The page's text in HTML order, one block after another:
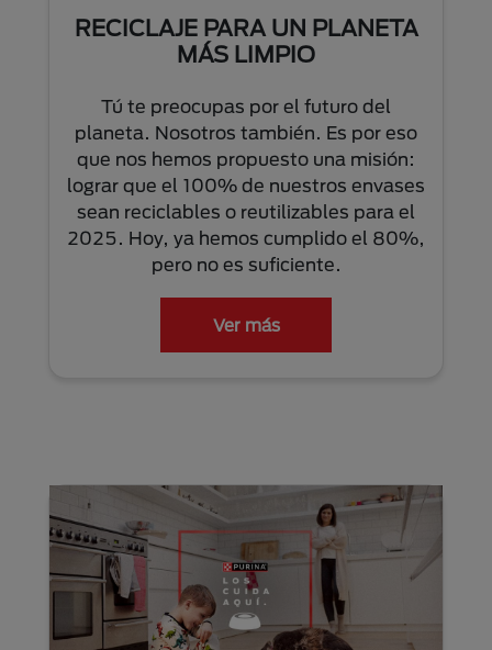
RECICLAJE PARA UN PLANETA
MÁS LIMPIO
Tú te preocupas por el futuro del
planeta. Nosotros también. Es por eso
que nos hemos propuesto una misión:
lograr que el 100% de nuestros envases
sean reciclables o reutilizables para el
2025. Hoy, ya hemos cumplido el 80%,
pero no es suficiente.
Ver más